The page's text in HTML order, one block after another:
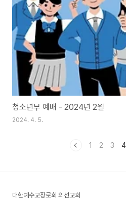
청소년부 예배 - 2024년 2월
2024. 4. 5.
1 2 3 4
대한예수교장로회 의선교회